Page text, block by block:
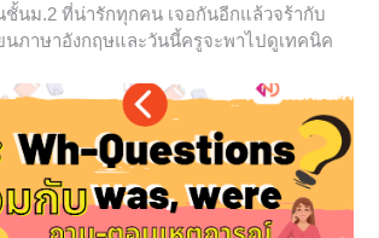
ชั้นม.2 ที่น่ารักทุกคน เจอกันอีกแล้วจร้ากับ
นภาษาอังกฤษและวันนี้ครูจะพาไปดูเทคนิค
คนที่ไม่ชอบเขียน ครูเอาใจช่วยทุกคนค่า ไป
ความรวม (Compound Sentence)
ภาษาอังกฤษคือ Compound Sentence อ่าน
ท่นสฺ เป็นประโยคที่ประกอบด้วยประโยค
ย 2 ประโยคโดยมีคำเชื่อมระหว่างประโยค